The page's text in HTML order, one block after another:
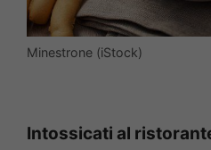
Minestrone (iStock)
Intossicati al